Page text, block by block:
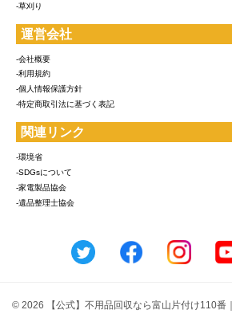
-草刈り
運営会社
-会社概要
-利用規約
-個人情報保護方針
-特定商取引法に基づく表記
関連リンク
-環境省
-SDGsについて
-家電製品協会
-遺品整理士協会
© 2026 【公式】不用品回収なら富山片付け110番